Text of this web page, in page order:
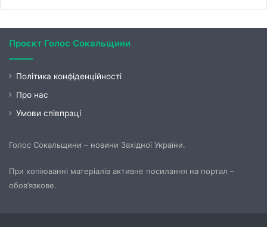
Проєкт Голос Сокальщини
Політика конфіденційності
Про нас
Умови співпраці
Голос Сокальщини – новини Західної України.
При копіюванні матеріалів активне посилання на портал –
обов’язкове.